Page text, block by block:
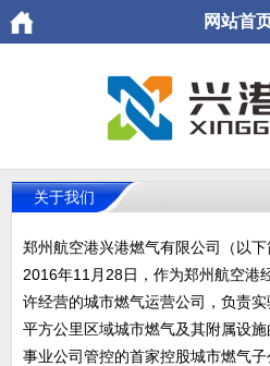
网站首
关于我们
郑州航空港兴港燃气有限公司（以
2016年11月28日，作为郑州航空港
许经营的城市燃气运营公司，负责
平方公里区域城市燃气及其附属设
事业公司管控的首家控股城市燃气